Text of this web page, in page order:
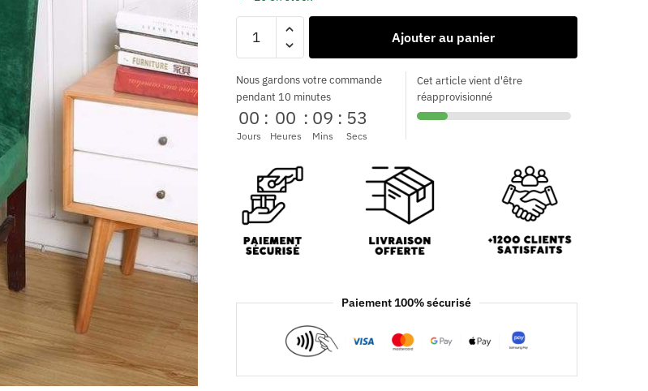
Ajouter au panier
Nous gardons votre commande
pendant 10 minutes
00
Jours
: 00
Heures
: 09
Mins
: 53
Secs
Cet article vient d'être
réapprovisionné
Paiement 100% sécurisé